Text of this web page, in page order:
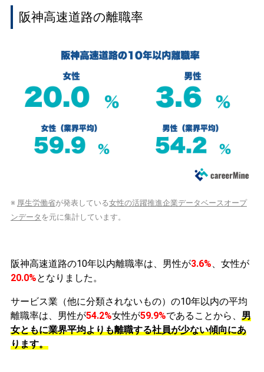
阪神高速道路の離職率
※ 厚生労働省が発表している女性の活躍推進企業データベースオープ
ンデータ を元に集計しています。
阪神高速道路の10年以内離職率は、男性が3.6%、女性が
20.0%となりました。
サービス業（他に分類されないもの）の10年以内の平均
離職率は、男性が54.2%女性が59.9%であることから、 男
女ともに業界平均よりも離職する社員が少ない傾向にあ
ります。